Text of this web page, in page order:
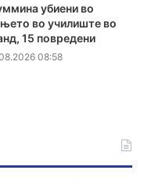
убиени во
во училиште во
15 повредени
08:58